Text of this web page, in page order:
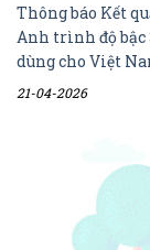
Thông báo Kết
Anh trình độ bậc
dùng cho Việt
21-04-2026